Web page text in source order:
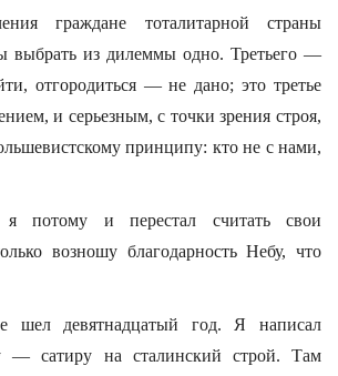
граждане тоталитарной страны
выбрать из дилеммы одно. Третьего —
отгородиться — не дано; это третье
и серьезным, с точки зрения строя,
принципу: кто не с нами,
потому и перестал считать свои
возношу благодарность Небу, что
шел девятнадцатый год. Я написал
— сатиру на сталинский строй. Там